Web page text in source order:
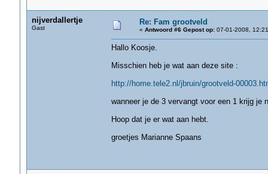
nijverdallertje
Gast
Re: Fam grootveld
« Antwoord #6 Gepost op:07-01-2008,
Hallo Koosje.
Misschien heb je wat aan deze site :
http://home.tele2.nl/jbruin/grootveld-
wanneer je de 3 vervangt voor een 1 krijg je
Hoop dat je er wat aan hebt.
groetjes Marianne Spaans